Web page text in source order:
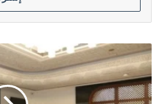
الاتحادية
العليا
تحكم
بعدم